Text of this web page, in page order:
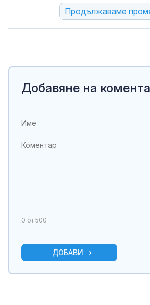
Продължаваме
Добавяне на
0 от 500
ДОБАВИ